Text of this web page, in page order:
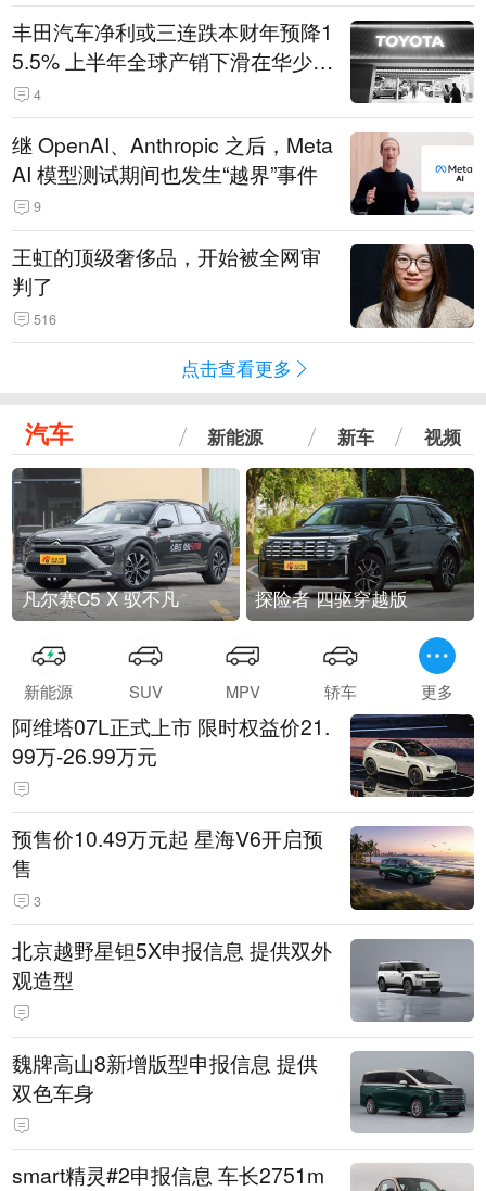
丰田汽车净利或三连跌本财年预降1
5.5% 上半年全球产销下滑在华少卖
14.3万辆
4
继 OpenAI、Anthropic 之后，Meta
AI 模型测试期间也发生“越界”事件
9
王虹的顶级奢侈品，开始被全网审
判了
516
点击查看更多
汽车 新能源 新车 视频
凡尔赛C5 X 驭不凡 探险者 四驱穿越版
新能源 SUV MPV 轿车 更多
阿维塔07L正式上市 限时权益价21.
99万-26.99万元
预售价10.49万元起 星海V6开启预
售
3
北京越野星钽5X申报信息 提供双外
观造型
魏牌高山8新增版型申报信息 提供
双色车身
smart精灵#2申报信息 车长2751m